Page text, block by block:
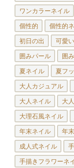
ワンカラーネイル
個性的 個性的
初日の出 可愛
囲みパール 囲
夏ネイル 夏フ
大人カジュアル
大人ネイル 大
大理石風ネイル
年末ネイル 年
成人式ネイル
手描きフラワーネ